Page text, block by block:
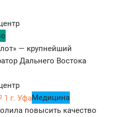
— крупнейший
Дальнего Востока
Медицина
повысить качество